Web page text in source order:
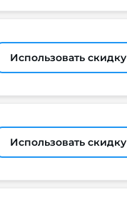
Использовать скидку
Использовать скидку